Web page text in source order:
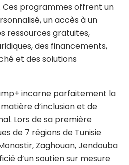
programmes offrent un
un accès à un
ressources gratuites,
des financements,
et des solutions
incarne parfaitement la
d’inclusion et de
Lors de sa première
de 7 régions de Tunisie
Zaghouan, Jendouba
d’un soutien sur mesure